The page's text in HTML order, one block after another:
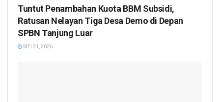
Tuntut Penambahan Kuota BBM Subsidi,
Ratusan Nelayan Tiga Desa Demo di Depan
SPBN Tanjung Luar
MEI 21, 2026